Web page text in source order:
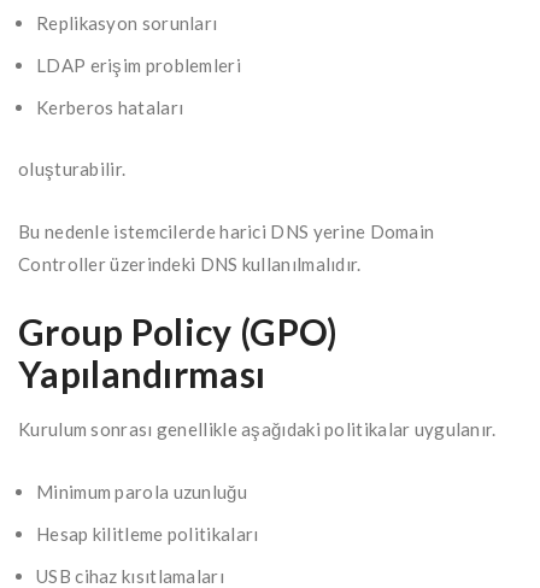
Replikasyon sorunları
LDAP erişim problemleri
Kerberos hataları
oluşturabilir.
Bu nedenle istemcilerde harici DNS yerine Domain
Controller üzerindeki DNS kullanılmalıdır.
Group Policy (GPO)
Yapılandırması
Kurulum sonrası genellikle aşağıdaki politikalar uygulanır.
Minimum parola uzunluğu
Hesap kilitleme politikaları
USB cihaz kısıtlamaları